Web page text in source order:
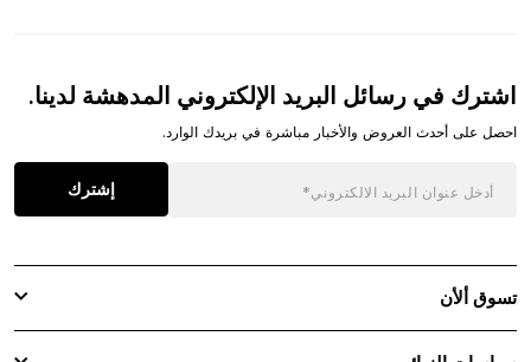
اشترك في رسائل البريد الإلكتروني المدهشة لدينا.
احصل على أحدث العروض والأخبار مباشرة في بريدك الوارد.
إشترك
تسوق ألأن